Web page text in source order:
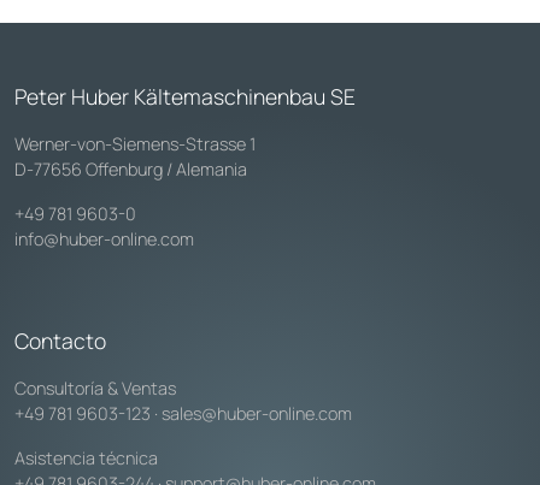
Peter Huber Kältemaschinenbau SE
Werner-von-Siemens-Strasse 1
D-77656 Offenburg / Alemania
+49 781 9603-0
info@huber-online.com
Contacto
Consultoría & Ventas
+49 781 9603-123 · sales@huber-online.com
Asistencia técnica